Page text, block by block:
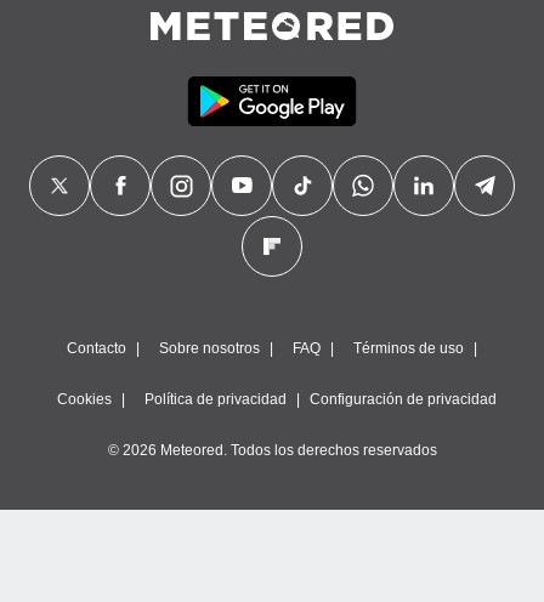
Contacto Sobre nosotros FAQ Términos de uso
Cookies Política de privacidad Configuración de privacidad
© 2026 Meteored. Todos los derechos reservados